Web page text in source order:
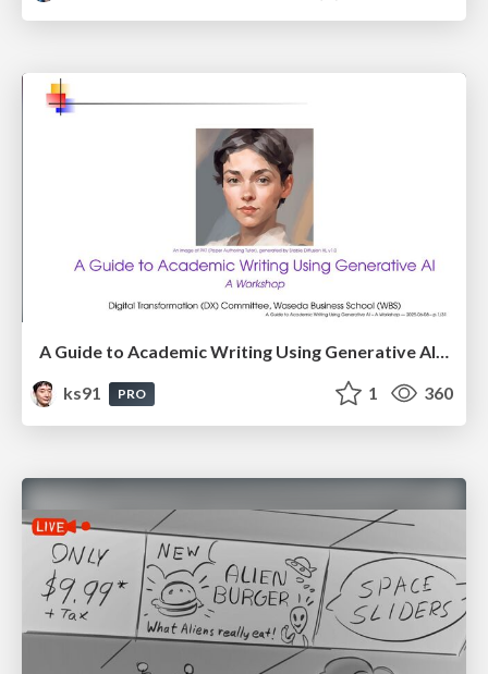
A Guide to Academic Writing Using Generative AI - A Workshop
ks91
PRO 1 360